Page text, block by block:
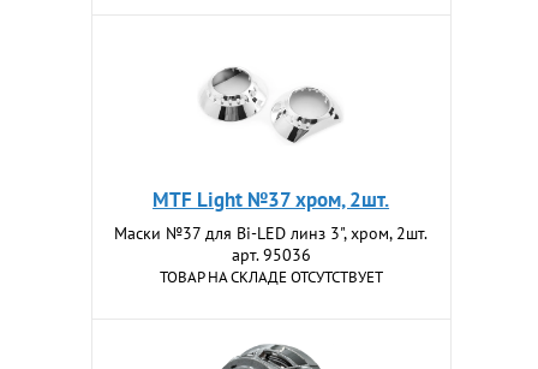
MTF Light №37 хром, 2шт.
Маски №37 для Bi-LED линз 3", хром, 2шт.
арт. 95036
ТОВАР НА СКЛАДЕ ОТСУТСТВУЕТ